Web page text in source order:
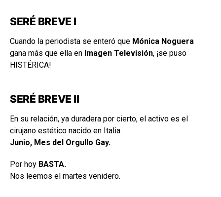
SERÉ BREVE I
Cuando la periodista se enteró que Mónica Noguera
gana más que ella en Imagen Televisión, ¡se puso
HISTÉRICA!
SERÉ BREVE II
En su relación, ya duradera por cierto, el activo es el
cirujano estético nacido en Italia.
Junio, Mes del Orgullo Gay.
Por hoy BASTA.
Nos leemos el martes venidero.